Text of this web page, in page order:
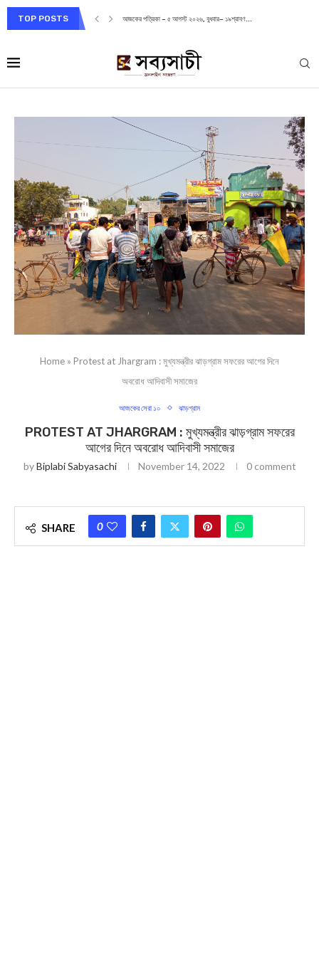
TOP POSTS আজকের পত্রিকা – ৫ আগস্ট ২০২৬, বুধবার– ১৯শ্রাবণ...
Home » Protest at Jhargram : মুখ্যমন্ত্রীর ঝাড়গ্রাম সফরের আগের দিনে
অবরোধ আদিবাসী সমাজের
আজকের সেরা ১০ ঝাড়গ্রাম
PROTEST AT JHARGRAM : মুখ্যমন্ত্রীর ঝাড়গ্রাম সফরের
আগের দিনে অবরোধ আদিবাসী সমাজের
byBiplabi Sabyasachi November 14, 2022 0 comment
SHARE 0